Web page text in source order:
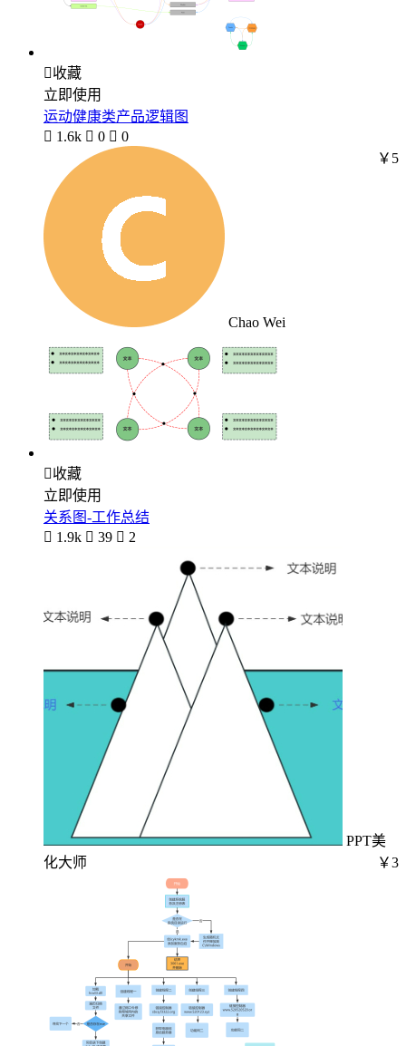
收藏
立即使用
运动健康类产品逻辑图
 1.6k  0  0
Chao Wei
￥5
收藏
立即使用
关系图-工作总结
 1.9k  39  2
PPT美
化大师
￥3